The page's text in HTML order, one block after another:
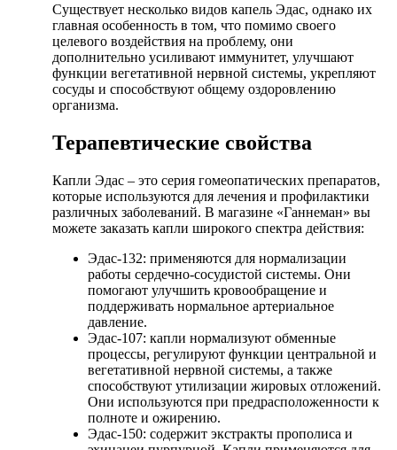
Существует несколько видов капель Эдас, однако их
главная особенность в том, что помимо своего
целевого воздействия на проблему, они
дополнительно усиливают иммунитет, улучшают
функции вегетативной нервной системы, укрепляют
сосуды и способствуют общему оздоровлению
организма.
Терапевтические свойства
Капли Эдас – это серия гомеопатических препаратов,
которые используются для лечения и профилактики
различных заболеваний. В магазине «Ганнеман» вы
можете заказать капли широкого спектра действия:
Эдас-132: применяются для нормализации
работы сердечно-сосудистой системы. Они
помогают улучшить кровообращение и
поддерживать нормальное артериальное
давление.
Эдас-107: капли нормализуют обменные
процессы, регулируют функции центральной и
вегетативной нервной системы, а также
способствуют утилизации жировых отложений.
Они используются при предрасположенности к
полноте и ожирению.
Эдас-150: содержит экстракты прополиса и